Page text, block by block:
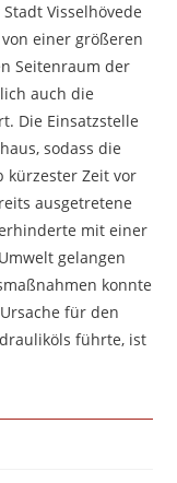
Visselhövede
einer größeren
Seitenraum der
auch die
Die Einsatzstelle
sodass die
kürzester Zeit vor
ausgetretene
mit einer
gelangen
konnte
für den
führte, ist